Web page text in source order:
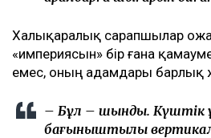
Халықаралық сарапшылар
«империясын» бір ғана
емес, оның адамдары барлық
– Бұл – шындық. Күштік
бағыныштылық